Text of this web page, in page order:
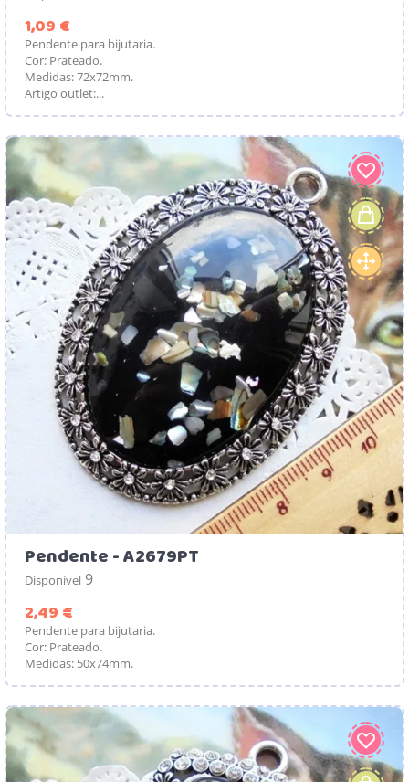
1,09 €
Pendente para bijutaria.
Cor: Prateado.
Medidas: 72x72mm.
Artigo outlet:...
Pendente - A2679PT
Disponível 9
2,49 €
Pendente para bijutaria.
Cor: Prateado.
Medidas: 50x74mm.